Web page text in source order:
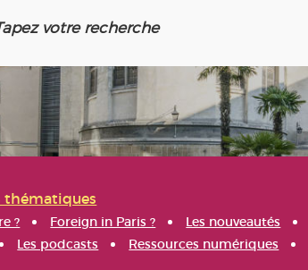
thématiques
? Foreign in Paris ? Les nouveautés
Les podcasts Ressources numériques